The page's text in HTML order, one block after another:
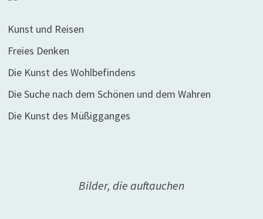
Kunst und Reisen
Freies Denken
Die Kunst des Wohlbefindens
Die Suche nach dem Schönen und dem Wahren
Die Kunst des Müßigganges
Bilder, die auftauchen